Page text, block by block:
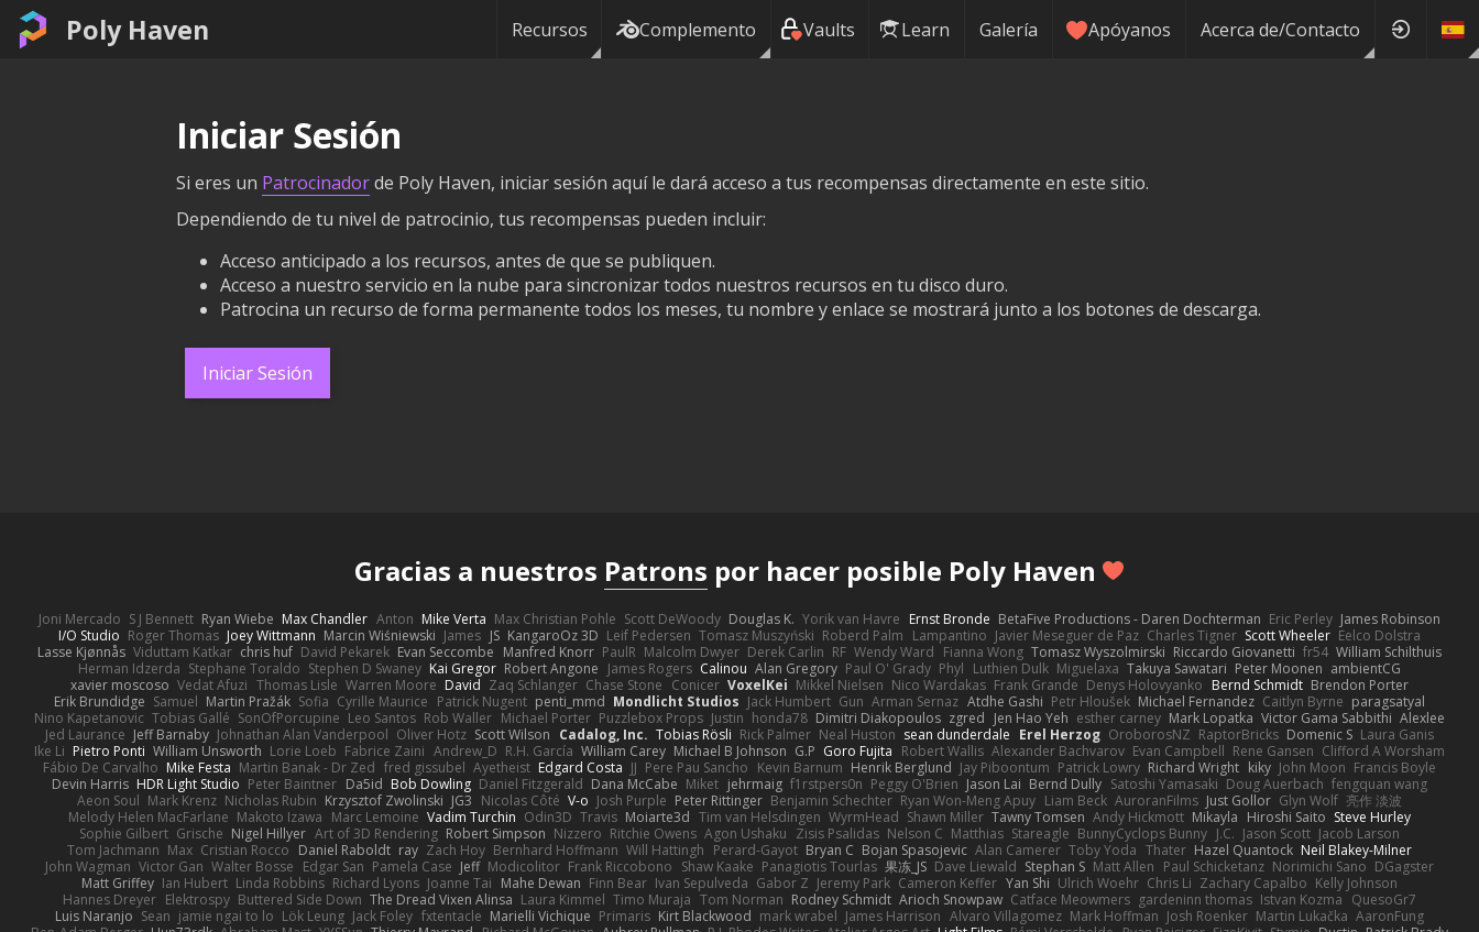
Poly Haven Recursos Complemento Vaults Learn Galería Apóyanos Acerca de/Contacto
Iniciar Sesión
Si eres un Patrocinadorde Poly Haven, iniciar sesión aquí le dará acceso a tus recompensas directamente en este sitio.
Dependiendo de tu nivel de patrocinio, tus recompensas pueden incluir:
Acceso anticipado a los recursos, antes de que se publiquen.
Acceso a nuestro servicio en la nube para sincronizar todos nuestros recursos en tu disco duro.
Patrocina un recurso de forma permanente todos los meses, tu nombre y enlace se mostrará junto a los botones de descarga.
Iniciar Sesión
Gracias a nuestros Patrons por hacer posible Poly Haven
Joni Mercado S J Bennett Ryan Wiebe Max Chandler Anton Mike Verta Max Christian Pohle Scott DeWoody Douglas K. Yorik van Havre Ernst Bronde BetaFive Productions - Daren Dochterman Eric Perley James Robinson
I/O Studio Roger Thomas Joey Wittmann Marcin Wiśniewski James JS KangaroOz 3D Leif Pedersen Tomasz Muszyński Roberd Palm Lampantino Javier Meseguer de Paz Charles Tigner Scott Wheeler Eelco Dolstra
Lasse Kjønnås Viduttam Katkar chris huf David Pekarek Evan Seccombe Manfred Knorr PaulR Malcolm Dwyer Derek Carlin RF Wendy Ward Fianna Wong Tomasz Wyszolmirski Riccardo Giovanetti fr54 William Schilthuis
Herman Idzerda Stephane Toraldo Stephen D Swaney Kai Gregor Robert Angone James Rogers Calinou Alan Gregory Paul O' Grady Phyl Luthien Dulk Miguelaxa Takuya Sawatari Peter Moonen ambientCG
xavier moscoso Vedat Afuzi Thomas Lisle Warren Moore David Zaq Schlanger Chase Stone Conicer VoxelKei Mikkel Nielsen Nico Wardakas Frank Grande Denys Holovyanko Bernd Schmidt Brendon Porter
Erik Brundidge Samuel Martin Pražák Sofia Cyrille Maurice Patrick Nugent penti_mmd Mondlicht Studios Jack Humbert Gun Arman Sernaz Atdhe Gashi Petr Hloušek Michael Fernandez Caitlyn Byrne paragsatyal
Nino Kapetanovic Tobias Gallé SonOfPorcupine Leo Santos Rob Waller Michael Porter Puzzlebox Props Justin honda78 Dimitri Diakopoulos zgred Jen Hao Yeh esther carney Mark Lopatka Victor Gama Sabbithi Alexlee
Jed Laurance Jeff Barnaby Johnathan Alan Vanderpool Oliver Hotz Scott Wilson Cadalog, Inc. Tobias Rösli Rick Palmer Neal Huston sean dunderdale Erel Herzog OroborosNZ RaptorBricks Domenic S Laura Ganis
Ike Li Pietro Ponti William Unsworth Lorie Loeb Fabrice Zaini Andrew_D R.H. García William Carey Michael B Johnson G.P Goro Fujita Robert Wallis Alexander Bachvarov Evan Campbell Rene Gansen Clifford A Worsham
Fábio De Carvalho Mike Festa Martin Banak - Dr Zed fred gissubel Ayetheist Edgard Costa JJ Pere Pau Sancho Kevin Barnum Henrik Berglund Jay Piboontum Patrick Lowry Richard Wright kiky John Moon Francis Boyle
Devin Harris HDR Light Studio Peter Baintner Da5id Bob Dowling Daniel Fitzgerald Dana McCabe Miket jehrmaig f1rstpers0n Peggy O'Brien Jason Lai Bernd Dully Satoshi Yamasaki Doug Auerbach fengquan wang
Aeon Soul Mark Krenz Nicholas Rubin Krzysztof Zwolinski JG3 Nicolas Côté V-o Josh Purple Peter Rittinger Benjamin Schechter Ryan Won-Meng Apuy Liam Beck AuroranFilms Just Gollor Glyn Wolf 亮作 淡波
Melody Helen MacFarlane Makoto Izawa Marc Lemoine Vadim Turchin Odin3D Travis Moiarte3d Tim van Helsdingen WyrmHead Shawn Miller Tawny Tomsen Andy Hickmott Mikayla Hiroshi Saito Steve Hurley
Sophie Gilbert Grische Nigel Hillyer Art of 3D Rendering Robert Simpson Nizzero Ritchie Owens Agon Ushaku Zisis Psalidas Nelson C Matthias Stareagle BunnyCyclops Bunny J.C. Jason Scott Jacob Larson
Tom Jachmann Max Cristian Rocco Daniel Raboldt ray Zach Hoy Bernhard Hoffmann Will Hattingh Perard-Gayot Bryan C Bojan Spasojevic Alan Camerer Toby Yoda Thater Hazel Quantock Neil Blakey-Milner
John Wagman Victor Gan Walter Bosse Edgar San Pamela Case Jeff Modicolitor Frank Riccobono Shaw Kaake Panagiotis Tourlas 果冻_JS Dave Liewald Stephan S Matt Allen Paul Schicketanz Norimichi Sano DGagster
Matt Griffey Ian Hubert Linda Robbins Richard Lyons Joanne Tai Mahe Dewan Finn Bear Ivan Sepulveda Gabor Z Jeremy Park Cameron Keffer Yan Shi Ulrich Woehr Chris Li Zachary Capalbo Kelly Johnson
Hannes Dreyer Elektrospy Buttered Side Down The Dread Vixen Alinsa Laura Kimmel Timo Muraja Tom Norman Rodney Schmidt Arioch Snowpaw Catface Meowmers gardeninn thomas Istvan Kozma QuesoGr7
Luis Naranjo Sean jamie ngai to lo Lök Leung Jack Foley fxtentacle Marielli Vichique Primaris Kirt Blackwood mark wrabel James Harrison Alvaro Villagomez Mark Hoffman Josh Roenker Martin Lukačka AaronFung